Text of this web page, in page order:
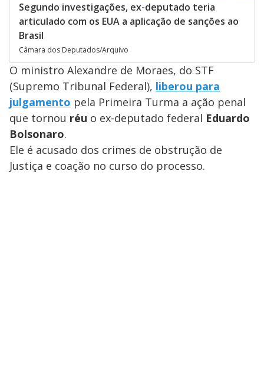
Segundo investigações, ex-deputado teria
articulado com os EUA a aplicação de sanções ao
Brasil
Câmara dos Deputados/Arquivo
O ministro Alexandre de Moraes, do STF
(Supremo Tribunal Federal), liberou para
julgamento pela Primeira Turma a ação penal
que tornou réu o ex-deputado federal Eduardo
Bolsonaro.
Ele é acusado dos crimes de obstrução de
Justiça e coação no curso do processo.